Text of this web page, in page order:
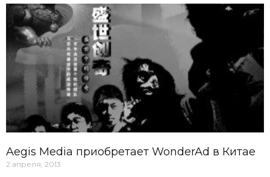
Aegis Media приобретает WonderAd в Китае
2 апреля, 2013